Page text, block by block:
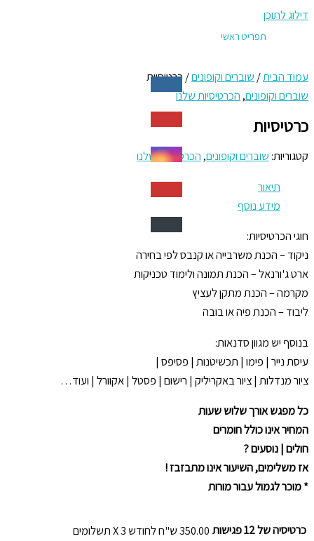
דילוג לתוכן
תפריט ראשי
עמוד הבית/ שוברים וקופונים/ כרטיסיות
שוברים וקופונים, הכרטיסיות שלנו
כרטיסיות
קטגוריות: שוברים וקופונים, הכרטיסיות שלנו
תיאור
מידע נוסף
חוגי הכרטיסיות:
ניקוד – הכנת משרבייה או קנבס לפי בחירה
ארט ג'ורנאל – הכנת תמונה ולימוד טכניקות
מקרמה – הכנת מתקן לעציץ
ליבוד – הכנת פיה או בובה
בנוסף יש מגוון סדנאות:
עיסת נייר | פימו | תכשיטנות | פסיפס |
ציור מנדלות | ציור באקריליק | רישום | פסטל | אקוורל | ועוד…
כל מפגש אורך שלוש שעות
המחיר אינו כולל חומרים
חולים | נוסעים ?
אז משלימים, השיעור אינו מתבזבז !
* מוכר לגמול עבור מורות
כרטיסיה של 12 פגישות 350.00 ש"ח לחודש X 3 תשלומים